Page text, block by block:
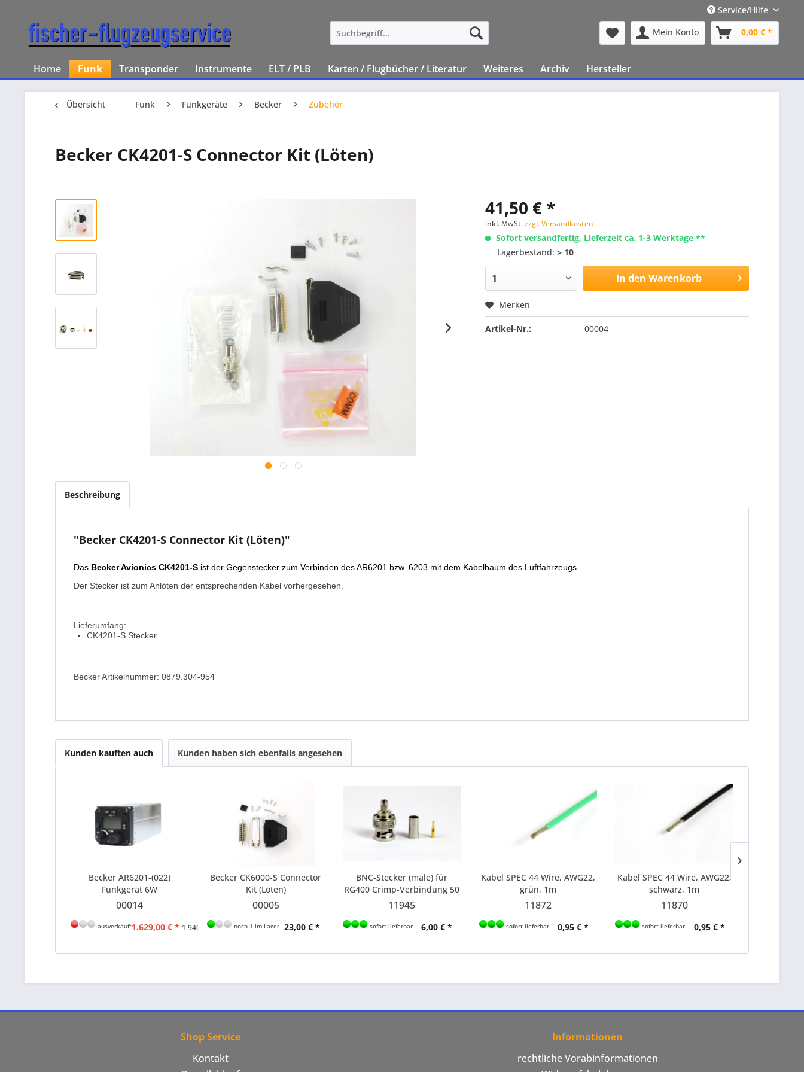
Service/Hilfe
Mein Konto
0,00 € *
Home Funk Transponder Instrumente ELT / PLB Karten / Flugbücher / Literatur Weiteres Archiv Hersteller
Übersicht Funk Funkgeräte Becker Zubehör
Becker CK4201-S Connector Kit (Löten)
41,50 € *
inkl. MwSt.zzgl. Versandkosten
Sofort versandfertig, Lieferzeit ca. 1-3 Werktage **
Lagerbestand:> 10
In den Warenkorb
Merken
Artikel-Nr.: 00004
Beschreibung
"Becker CK4201-S Connector Kit (Löten)"
Das Becker Avionics CK4201-S ist der Gegenstecker zum Verbinden des AR6201 bzw. 6203 mit dem Kabelbaum des Luftfahrzeugs.
Der Stecker ist zum Anlöten der entsprechenden Kabel vorhergesehen.
Lieferumfang:
CK4201-S Stecker
Becker Artikelnummer: 0879.304-954
Kunden kauften auch Kunden haben sich ebenfalls angesehen
Becker AR6201-(022)
Funkgerät 6W
00014
ausverkauft1.629,00 € * 1.940,80 € *
Becker CK6000-S Connector
Kit (Löten)
00005
noch 1 im Lager 23,00 € *
BNC-Stecker (male) für
RG400 Crimp-Verbindung 50
Ohm
11945
sofort lieferbar 6,00 € *
Kabel SPEC 44 Wire, AWG22,
grün, 1m
11872
sofort lieferbar 0,95 € *
Kabel SPEC 44 Wire, AWG22,
schwarz, 1m
11870
sofort lieferbar 0,95 € *
Shop Service
Kontakt
Informationen
rechtliche Vorabinformationen